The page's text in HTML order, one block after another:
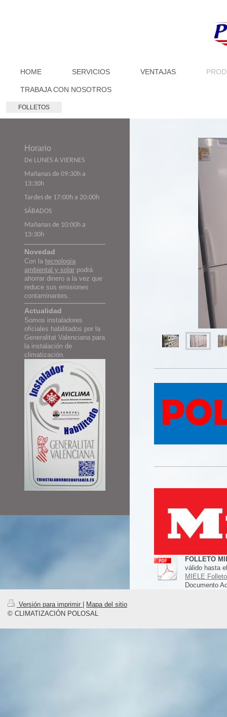
HOME SERVICIOS VENTAJAS
TRABAJA CON NOSOTROS
FOLLETOS
FOLLETO
válido hasta
MIELE
Documento
Horario
De LUNES A VIERNES
Mañanas de 09:30h a
13:30h
Tardes de 17:00h a 20:00h
SÁBADOS
Mañanas de 10:00h a
13:30h
Novedad
Con la tecnología
ambiental y solar podrá
ahorrar dinero a la vez que
reduce sus emisiones
contaminantes.
Actualidad
Somos instaladores
oficiales habilitados por la
Generalitat Valenciana para
la instalación de
climatización.
Versión para imprimir
Mapa del sitio
© CLIMATIZACIÓN POLOSAL